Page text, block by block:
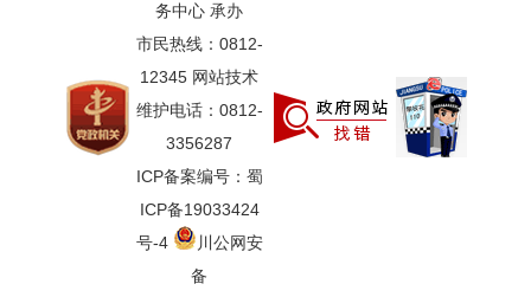
务中心 承办
市民热线：0812-
12345 网站技术
维护电话：0812-
3356287
ICP备案编号：蜀
ICP备19033424
号-4
川公网安
备